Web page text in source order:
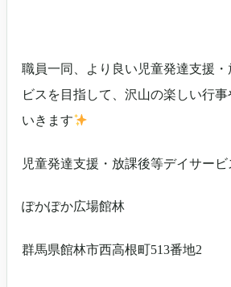
職員一同、より良い児童発達支援
ビスを目指して、沢山の楽しい行
いきます
児童発達支援・放課後等デイサービ
ぽかぽか広場館林
群馬県館林市西高根町513番地2